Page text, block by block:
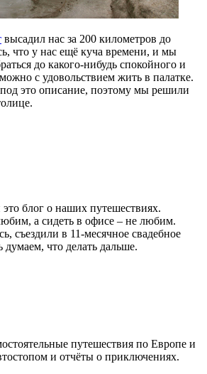
высадил нас за 200 километров до
что у нас ещё куча времени, и мы
до какого-нибудь спокойного и
с удовольствием жить в палатке.
это описание, поэтому мы решили
блог о наших путешествиях.
а сидеть в офисе – не любим.
съездили в 11-месячное свадебное
думаем, что делать дальше.
путешествия по Европе и
и отчёты о приключениях.